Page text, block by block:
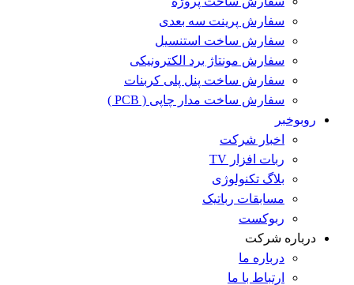
سفارش پرینت سه بعدی
سفارش ساخت استنسیل
سفارش مونتاژ برد الکترونیکی
سفارش ساخت پنل پلی کربنات
سفارش ساخت مدار چاپی ( PCB )
روبوخبر
اخبار شرکت
ربات افزار TV
بلاگ تکنولوژی
مسابقات رباتیک
ربوکست
درباره شرکت
درباره ما
ارتباط با ما